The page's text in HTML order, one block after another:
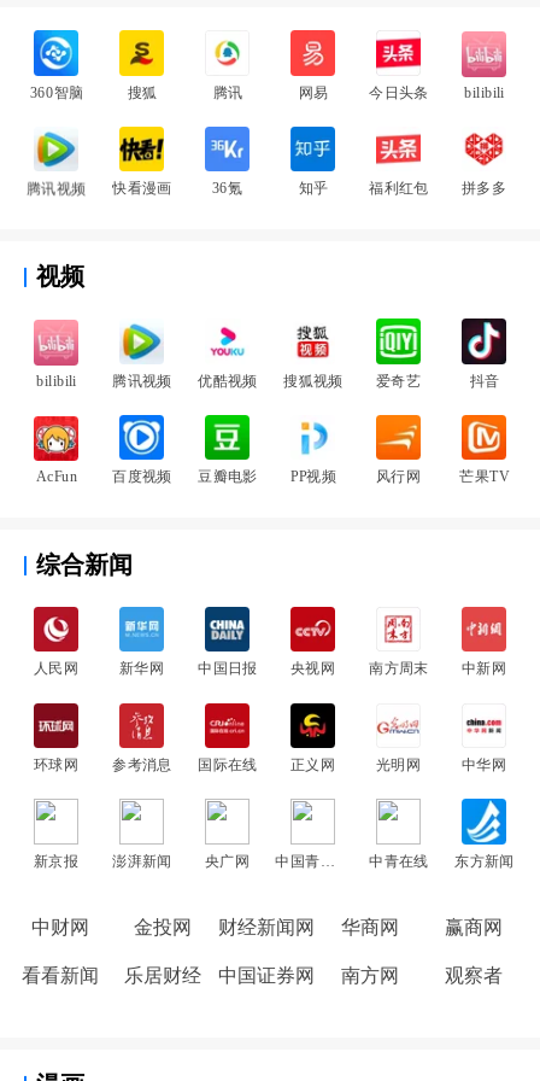
360智脑 搜狐 腾讯 网易 今日头条 bilibili
腾讯视频 快看漫画 36氪 知乎 福利红包 拼多多
视频
bilibili 腾讯视频 优酷视频 搜狐视频 爱奇艺 抖音
AcFun 百度视频 豆瓣电影 PP视频 风行网 芒果TV
综合新闻
人民网 新华网 中国日报 央视网 南方周末 中新网
环球网 参考消息 国际在线 正义网 光明网 中华网
新京报 澎湃新闻 央广网 中青在线 东方新闻
中财网 金投网 财经新闻网 华商网 赢商网
看看新闻 乐居财经 中国证券网 南方网 观察者